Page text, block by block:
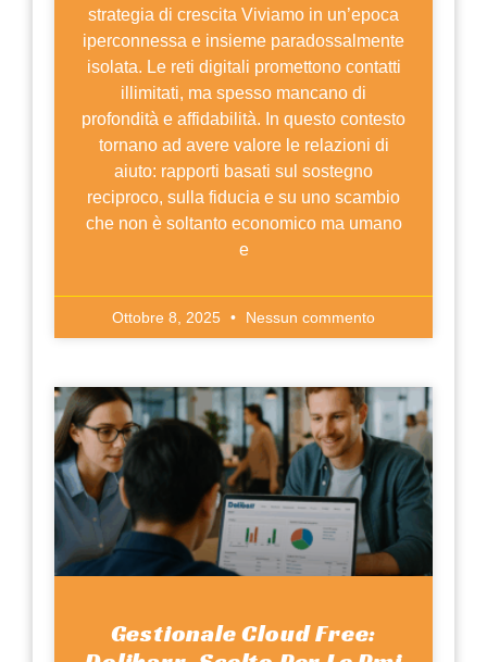
strategia di crescita Viviamo in un’epoca
iperconnessa e insieme paradossalmente
isolata. Le reti digitali promettono contatti
illimitati, ma spesso mancano di
profondità e affidabilità. In questo contesto
tornano ad avere valore le relazioni di
aiuto: rapporti basati sul sostegno
reciproco, sulla fiducia e su uno scambio
che non è soltanto economico ma umano
e
Ottobre 8, 2025 Nessun commento
Gestionale Cloud Free: